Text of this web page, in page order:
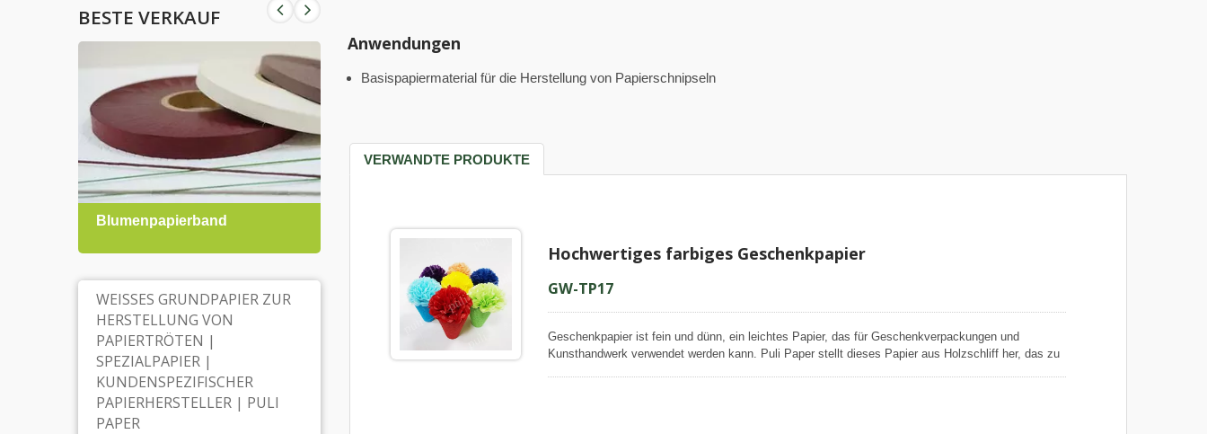
BESTE VERKAUF
Blumenpapierband
WEISSES GRUNDPAPIER ZUR H
ERSTELLUNG VON P
APIERTRÖTEN | S
PEZIALPAPIER | K
UNDENSPEZIFISCHER P
APIERHERSTELLER | PULI P
APER
Anwendungen
Basispapiermaterial für die Herstellung von Papierschnipseln
VERWANDTE PRODUKTE
Hochwertiges farbiges Geschenkpapier
GW-TP17
Geschenkpapier ist fein und dünn, ein leichtes Papier, das für Geschenkverpackungen und
Kunsthandwerk verwendet werden kann. Puli Paper stellt dieses Papier aus Holzschliff her, das zu